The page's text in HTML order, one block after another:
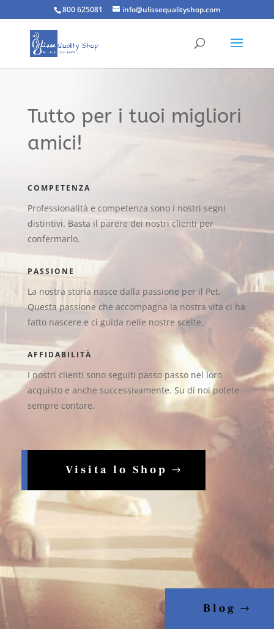
800 625081 info@ulissequalityshop.com
Tutto per i tuoi migliori
amici!
COMPETENZA
Professionalità e competenza sono i nostri segni
distintivi. Basta il parere dei nostri clienti per
confermarlo.
PASSIONE
La nostra storia nasce dalla passione per il Pet.
Questa passione che accompagna la nostra vita ci ha
fatto nascere e ci guida nelle nostre scelte.
AFFIDABILITÀ
I nostri clienti sono seguiti passo passo nel loro
acquisto e anche successivamente. Su di noi potete
sempre contare.
Visita lo Shop
Blog